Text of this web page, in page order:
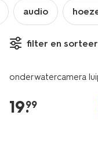
audio
filter en sorteer
nieuw
onderwatercamera
19.
99